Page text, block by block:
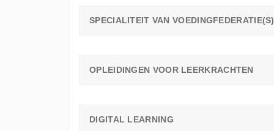
SPECIALITEIT VAN VOEDINGFEDERATIE(S)
OPLEIDINGEN VOOR LEERKRACHTEN
DIGITAL LEARNING